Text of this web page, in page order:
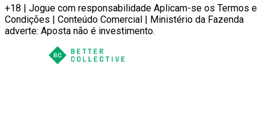
+18 | Jogue com responsabilidade Aplicam-se os Termos e
Condições | Conteúdo Comercial | Ministério da Fazenda
adverte: Aposta não é investimento.